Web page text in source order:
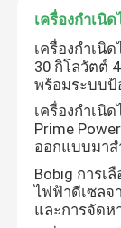
เครื่องกำเนิ
เครื่องกำเนิ
30 กิโลวัตต์
พร้อมระบบป้
เครื่องกำเนิ
Prime
ออกแบบมา
Bobig การเ
ไฟฟ้าดีเซลจ
และการจัดห